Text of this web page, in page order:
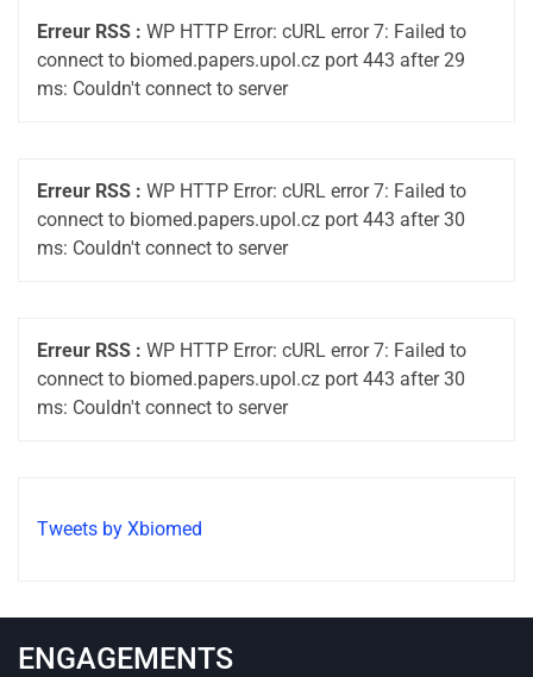
Erreur RSS : WP HTTP Error: cURL error 7: Failed to
connect to biomed.papers.upol.cz port 443 after 29
ms: Couldn't connect to server
Erreur RSS : WP HTTP Error: cURL error 7: Failed to
connect to biomed.papers.upol.cz port 443 after 30
ms: Couldn't connect to server
Erreur RSS : WP HTTP Error: cURL error 7: Failed to
connect to biomed.papers.upol.cz port 443 after 30
ms: Couldn't connect to server
Tweets by Xbiomed
ENGAGEMENTS